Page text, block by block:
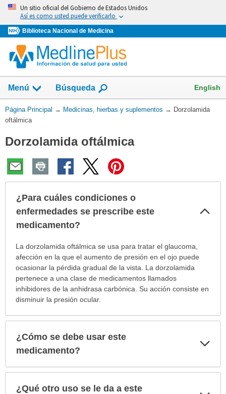
Omita
vaya
al
Contenido
Un sitio oficial del Gobierno de Estados Unidos
Así es como usted puede verificarlo
Biblioteca Nacional de Medicina
Menú
Mostrar
campo
de
Búsqueda English
Usted
está
Página Principal → Medicinas, hierbas y suplementos → Dorzolamida
oftálmica
Dorzolamida oftálmica
¿Para cuáles condiciones o
enfermedades se prescribe este
medicamento?
¿Para
cuáles
condiciones
enfermedades
este
medicamento?
sido
La dorzolamida oftálmica se usa para tratar el glaucoma,
afección en la que el aumento de presión en el ojo puede
ocasionar la pérdida gradual de la vista. La dorzolamida
pertenece a una clase de medicamentos llamados
inhibidores de la anhidrasa carbónica. Su acción consiste en
disminuir la presión ocular.
¿Cómo se debe usar este
medicamento?
¿Qué otro uso se le da a este